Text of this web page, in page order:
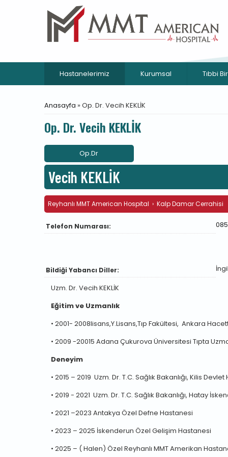
Hastanelerimiz Kurumsal Tıbbi
Buradasınız
Anasayfa » Op. Dr. Vecih KEKLİK
Op. Dr. Vecih KEKLİK
Op.Dr
Vecih KEKLİK
Reyhanlı MMT American Hospital › Kalp Damar Cerrahisi
Telefon Numarası:
Bildiği Yabancı Diller:
Uzm. Dr. Vecih KEKLİK
Eğitim ve Uzmanlık
• 2001- 2008lisans,Y.Lisans,Tıp Fakültesi, Ankara
• 2009 -20015 Adana Çukurova Üniversitesi Tıpta
Deneyim
• 2015 – 2019 Uzm. Dr. T.C. Sağlık Bakanlığı, Kilis
• 2019 - 2021 Uzm. Dr. T.C. Sağlık Bakanlığı, Hatay
• 2021 –2023 Antakya Özel Defne Hastanesi
• 2023 – 2025 İskenderun Özel Gelişim Hastanesi
• 2025 – ( Halen) Özel Reyhanlı MMT Amerikan